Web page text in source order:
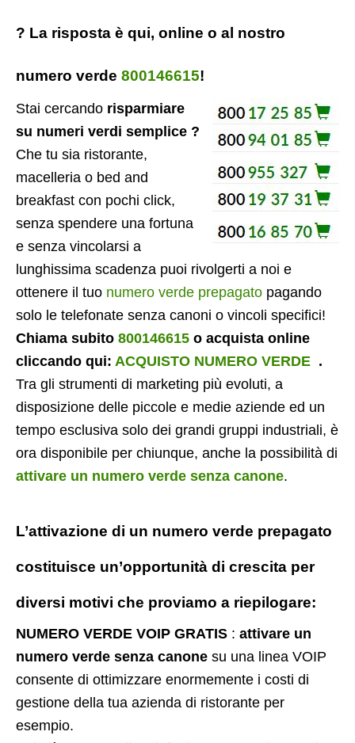
? La risposta è qui, online o al nostro
numero verde 800146615!
Stai cercando risparmiare
su numeri verdi semplice ?
Che tu sia ristorante,
macelleria o bed and
breakfast con pochi click,
senza spendere una fortuna
e senza vincolarsi a
lunghissima scadenza puoi rivolgerti a noi e
ottenere il tuo numero verde prepagato pagando
solo le telefonate senza canoni o vincoli specifici!
Chiama subito 800146615 o acquista online
cliccando qui: ACQUISTO NUMERO VERDE .
Tra gli strumenti di marketing più evoluti, a
disposizione delle piccole e medie aziende ed un
tempo esclusiva solo dei grandi gruppi industriali, è
ora disponibile per chiunque, anche la possibilità di
attivare un numero verde senza canone.
L’attivazione di un numero verde prepagato
costituisce un’opportunità di crescita per
diversi motivi che proviamo a riepilogare:
NUMERO VERDE VOIP GRATIS : attivare un
numero verde senza canone su una linea VOIP
consente di ottimizzare enormemente i costi di
gestione della tua azienda di ristorante per
esempio.